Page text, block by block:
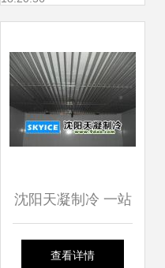
的“守夜人”与通
讯“护航者”
沈阳天凝制冷 一站
式冷库设备服务与
查看详情